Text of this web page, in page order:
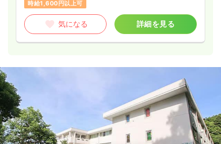
時給1,100円以上可
気になる 詳細を見る
一時募集休止
給与 賞与2回
※一例
時間 8:30～17:30
（休憩60分）
月給18万円以上可
時給1,600円以上可
気になる 詳細を見る